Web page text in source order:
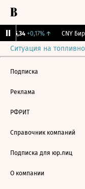
115,34 +0,17%↑ CNY
Ситуация на
Подписка
Реклама
РФРИТ
Справочник компаний
Подписка для юр.лиц
О компании